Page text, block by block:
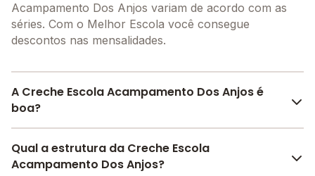
Acampamento Dos Anjos variam de acordo com as
séries. Com o Melhor Escola você consegue
descontos nas mensalidades.
A Creche Escola Acampamento Dos Anjos é
boa?
A Creche Escola Acampamento Dos Anjos é bem
avaliada por pais, alunos e funcionários da escola,
Qual a estrutura da Creche Escola
Acampamento Dos Anjos?